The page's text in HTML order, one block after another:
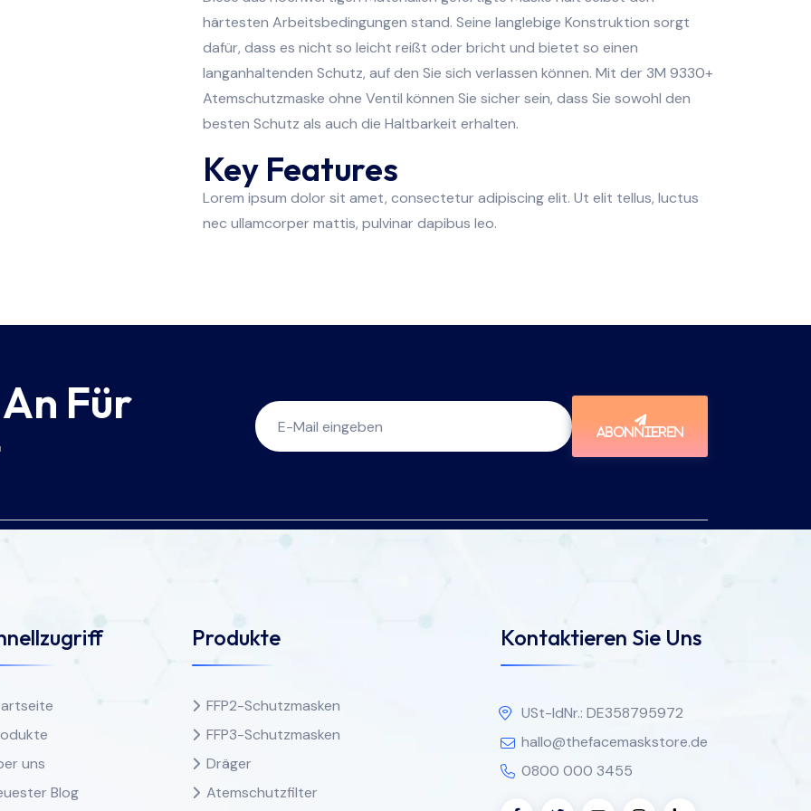
härtesten Arbeitsbedingungen stand. Seine langlebige Konstruktion sorgt
dafür, dass es nicht so leicht reißt oder bricht und bietet so einen
langanhaltenden Schutz, auf den Sie sich verlassen können. Mit der 3M 9330+
Atemschutzmaske ohne Ventil können Sie sicher sein, dass Sie sowohl den
besten Schutz als auch die Haltbarkeit erhalten.
Key Features
Lorem ipsum dolor sit amet, consectetur adipiscing elit. Ut elit tellus, luctus
nec ullamcorper mattis, pulvinar dapibus leo.
Für
ABONNIEREN
uns
Blog
Produkte
FFP2-Schutzmasken
FFP3-Schutzmasken
Dräger
Atemschutzfilter
Kontaktieren Sie Uns
USt-IdNr.: DE358795972
hallo@thefacemaskstore.de
0800 000 3455